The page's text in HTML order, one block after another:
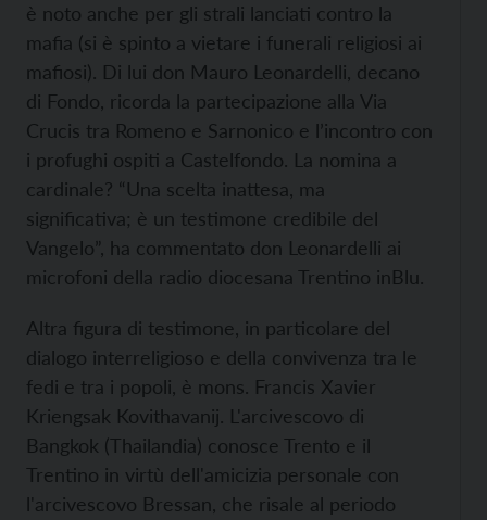
è noto anche per gli strali lanciati contro la
mafia (si è spinto a vietare i funerali religiosi ai
mafiosi). Di lui don Mauro Leonardelli, decano
di Fondo, ricorda la partecipazione alla Via
Crucis tra Romeno e Sarnonico e l’incontro con
i profughi ospiti a Castelfondo. La nomina a
cardinale? “Una scelta inattesa, ma
significativa; è un testimone credibile del
Vangelo”, ha commentato don Leonardelli ai
microfoni della radio diocesana Trentino inBlu.
Altra figura di testimone, in particolare del
dialogo interreligioso e della convivenza tra le
fedi e tra i popoli, è mons. Francis Xavier
Kriengsak Kovithavanij. L'arcivescovo di
Bangkok (Thailandia) conosce Trento e il
Trentino in virtù dell'amicizia personale con
l'arcivescovo Bressan, che risale al periodo